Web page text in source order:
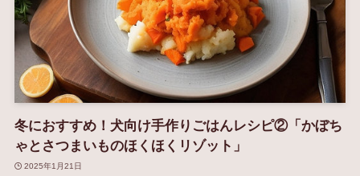
冬におすすめ！犬向け手作りごはんレシピ②「かぼち
ゃとさつまいものほくほくリゾット」
2025年1月21日